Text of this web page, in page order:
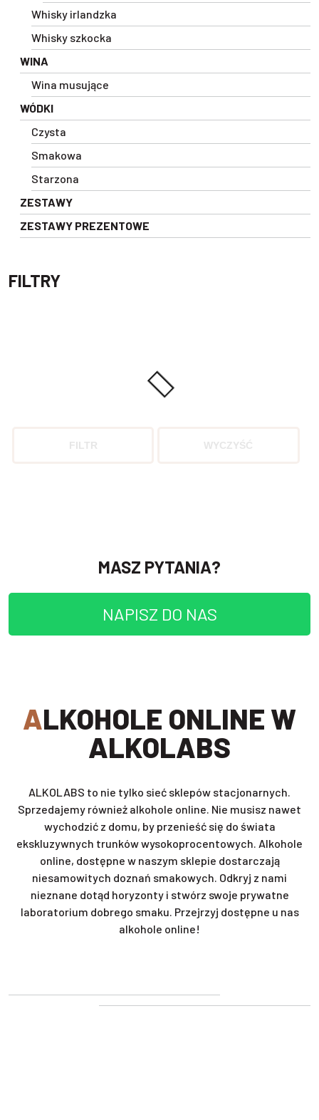
Whisky irlandzka
Whisky szkocka
WINA
Wina musujące
WÓDKI
Czysta
Smakowa
Starzona
ZESTAWY
ZESTAWY PREZENTOWE
FILTRY
FILTR WYCZYŚĆ
MASZ PYTANIA?
NAPISZ DO NAS
ALKOHOLE ONLINE W
ALKOLABS
ALKOLABS to nie tylko sieć sklepów stacjonarnych.
Sprzedajemy również alkohole online. Nie musisz nawet
wychodzić z domu, by przenieść się do świata
ekskluzywnych trunków wysokoprocentowych. Alkohole
online, dostępne w naszym sklepie dostarczają
niesamowitych doznań smakowych. Odkryj z nami
nieznane dotąd horyzonty i stwórz swoje prywatne
laboratorium dobrego smaku. Przejrzyj dostępne u nas
alkohole online!